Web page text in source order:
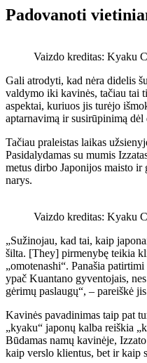
Padovanoti
Vaizdo kreditas: Kyaku
Gali atrodyti, kad nėra didelis
valdymo iki kavinės, tačiau tai
aspektai, kuriuos jis turėjo
aptarnavimą ir susirūpinimą dėl
Tačiau praleistas laikas
Pasidalydamas su mumis
metus dirbo Japonijos maisto
narys.
Vaizdo kreditas: Kyaku
„Sužinojau, kad tai, kaip
šilta. [They] pirmenybę teikia
„omotenashi“. Panašia
ypač Kuantano gyventojais,
gėrimų paslaugų“, – pareiškė
Kavinės pavadinimas taip pat
„kyaku“ japonų kalba reiškia
Būdamas namų kavinėje,
kaip verslo klientus, bet ir kaip